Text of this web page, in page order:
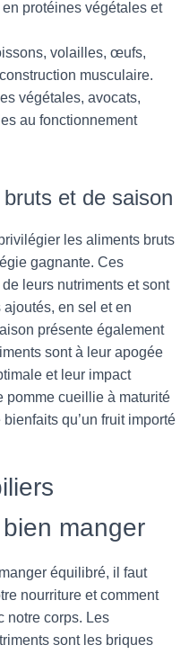
protéines végétales et
volailles, œufs,
musculaire.
végétales, avocats,
au fonctionnement
et de saison
les aliments bruts
gagnante. Ces
leurs nutriments et sont
en sel et en
présente également
sont à leur apogée
et leur impact
pomme cueillie à maturité
qu’un fruit importé
manger
équilibré, il faut
nourriture et comment
notre corps. Les
sont les briques